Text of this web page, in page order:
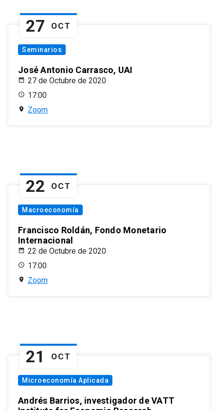
27 OCT
Seminarios
José Antonio Carrasco, UAI
27 de Octubre de 2020
17:00
Zoom
22 OCT
Macroeconomía
Francisco Roldán, Fondo Monetario
Internacional
22 de Octubre de 2020
17:00
Zoom
21 OCT
Microeconomía Aplicada
Andrés Barrios, investigador de VATT